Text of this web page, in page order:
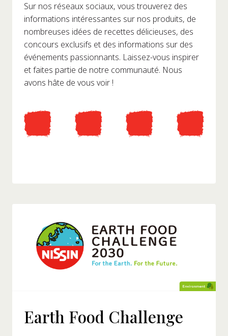
Sur nos réseaux sociaux, vous trouverez des
informations intéressantes sur nos produits, de
nombreuses idées de recettes délicieuses, des
concours exclusifs et des informations sur des
événements passionnants. Laissez-vous inspirer
et faites partie de notre communauté. Nous
avons hâte de vous voir !
Earth Food Challenge